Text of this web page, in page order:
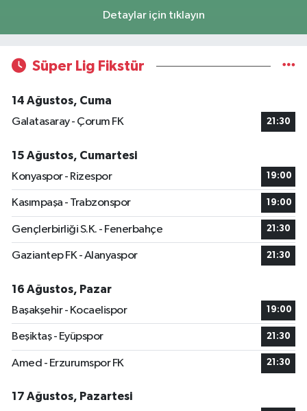
Detaylar için tıklayın
Süper Lig Fikstür
14 Ağustos, Cuma
Galatasaray - Çorum FK
21:30
15 Ağustos, Cumartesi
Konyaspor - Rizespor
19:00
Kasımpaşa - Trabzonspor 19:00
Gençlerbirliği S.K. - Fenerbahçe 21:30
Gaziantep FK - Alanyaspor 21:30
16 Ağustos, Pazar
Başakşehir - Kocaelispor
19:00
Beşiktaş - Eyüpspor 21:30
Amed - Erzurumspor FK 21:30
17 Ağustos, Pazartesi